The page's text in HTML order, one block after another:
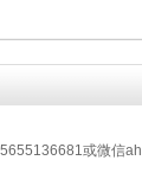
或微信